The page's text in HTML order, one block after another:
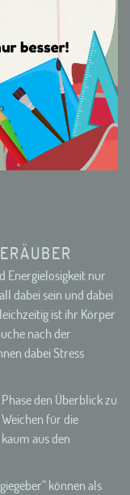
Energielosigkeit nur
dabei sein und dabei
ist ihr Körper
nach der
dabei Stress
den Überblick zu
für die
aus den
können als